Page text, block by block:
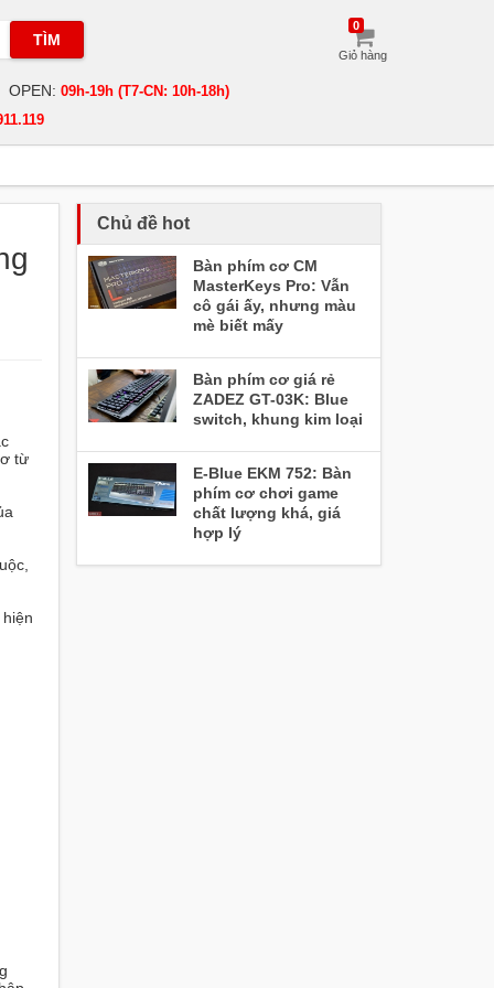
TÌM
Giỏ hàng
0
OPEN:09h-19h (T7-CN: 10h-18h)
từ
Chủ đề hot
Bàn phím cơ CM
MasterKeys Pro: Vẫn
cô gái ấy, nhưng màu
mè biết mấy
Bàn phím cơ giá rẻ
ZADEZ GT-03K: Blue
switch, khung kim loại
E-Blue EKM 752: Bàn
phím cơ chơi game
chất lượng khá, giá
hợp lý